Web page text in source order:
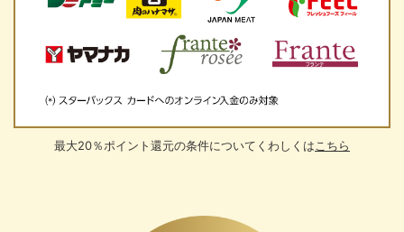
最大20％ポイント還元の条件についてくわしくは こちら